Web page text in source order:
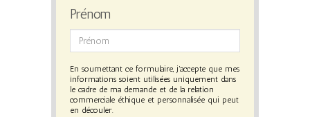
Prénom
En soumettant ce formulaire, j'accepte que mes
informations soient utilisées uniquement dans
le cadre de ma demande et de la relation
commerciale éthique et personnalisée qui peut
en découler.